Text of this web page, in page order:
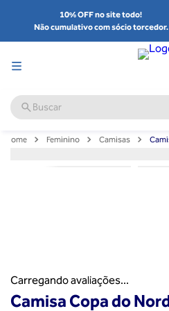
10% OFF no site todo!
Não cumulativo com sócio torcedor.
Feminino Camisas
Carregando avaliações...
Camisa Copa do